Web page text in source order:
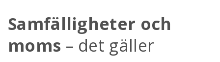
Samfälligheter och
moms – det gäller